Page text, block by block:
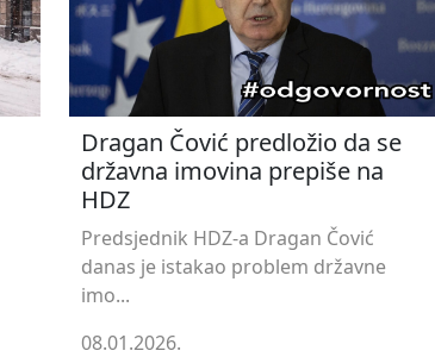
Dragan Čović predložio da se
državna imovina prepiše na
HDZ
Predsjednik HDZ-a Dragan Čović
danas je istakao problem državne
imo...
08.01.2026.